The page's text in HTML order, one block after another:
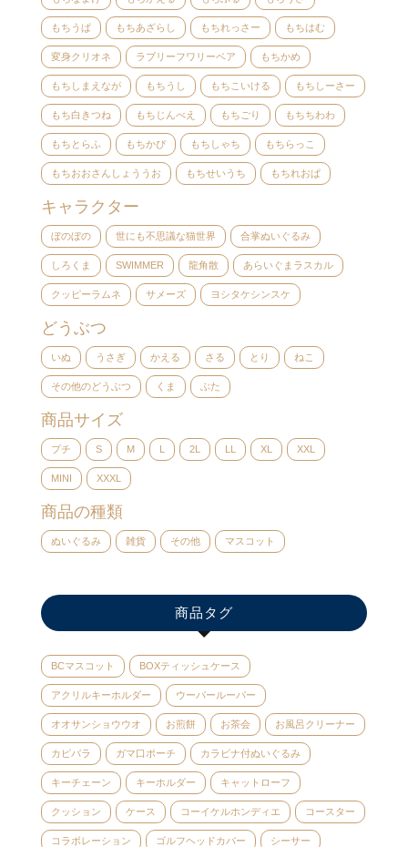
もちうぱ もちあざらし もちれっさー もちはむ
変身クリオネ ラブリーフワリーベア もちかめ
もちしまえなが もちうし もちこいける もちしーさー
もち白きつね もちじんべえ もちごり もちちわわ
もちとらふ もちかぴ もちしゃち もちらっこ
もちおおさんしょううお もちせいうち もちれおぱ
キャラクター
ぼのぼの 世にも不思議な猫世界 合掌ぬいぐるみ
しろくま SWIMMER 龍角散 あらいぐまラスカル
クッピーラムネ サメーズ ヨシタケシンスケ
どうぶつ
いぬ うさぎ かえる さる とり ねこ
その他のどうぶつ くま ぶた
商品サイズ
プチ S M L 2L LL XL XXL
MINI XXXL
商品の種類
ぬいぐるみ 雑貨 その他 マスコット
商品タグ
BCマスコット BOXティッシュケース
アクリルキーホルダー ウーパールーパー
オオサンショウウオ お煎餅 お茶会 お風呂クリーナー
カピバラ ガマ口ポーチ カラビナ付ぬいぐるみ
キーチェーン キーホルダー キャットローフ
クッション ケース コーイケルホンディエ コースター
コラボレーション ゴルフヘッドカバー シーサー